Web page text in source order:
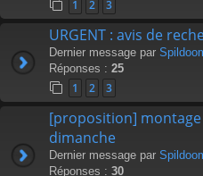
1 2 3
URGENT : avis de
Dernier message par
Réponses : 25
1 2 3
[proposition]
dimanche
Dernier message par
Réponses : 30